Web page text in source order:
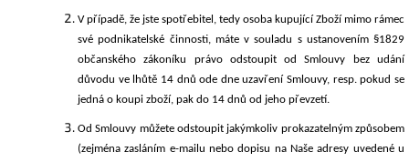
V případě, že jste spotřebitel, tedy osoba kupující Zboží mimo rámec
své podnikatelské činnosti, máte v souladu s ustanovením §1829
občanského zákoníku právo odstoupit od Smlouvy bez udání
důvodu ve lhůtě 14 dnů ode dne uzavření Smlouvy, resp. pokud se
jedná o koupi zboží, pak do 14 dnů od jeho převzetí.
Od Smlouvy můžete odstoupit jakýmkoliv prokazatelným způsobem
(zejména zasláním e-mailu nebo dopisu na Naše adresy uvedené u